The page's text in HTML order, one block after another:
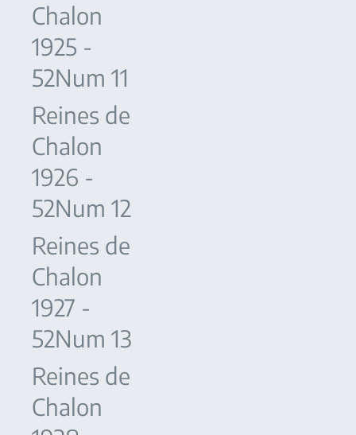
Chalon
1925 -
52Num 11
Reines de
Chalon
1926 -
52Num 12
Reines de
Chalon
1927 -
52Num 13
Reines de
Chalon